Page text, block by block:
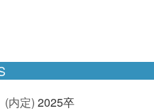
(内定) 2025卒